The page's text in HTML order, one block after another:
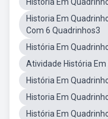
Historia Em
Com 6 Quadrinhos3
História Em
Atividade História
História Em
Historia Em
História Em